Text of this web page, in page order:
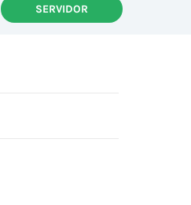
SERVIDOR